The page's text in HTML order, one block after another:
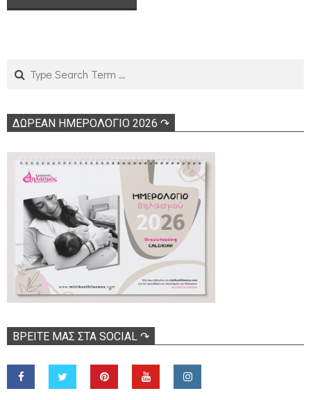
ΔΩΡΕΑΝ ΗΜΕΡΟΛΟΓΙΟ 2026 ↷
ΒΡΕΊΤΕ ΜΑΣ ΣΤΑ SOCIAL ↷